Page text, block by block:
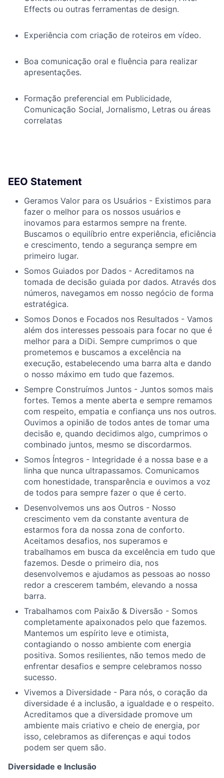
Effects ou outras ferramentas de design.
Experiência com criação de roteiros em vídeo.
Boa comunicação oral e fluência para realizar
apresentações.
Formação preferencial em Publicidade,
Comunicação Social, Jornalismo, Letras ou áreas
correlatas
EEO Statement
Geramos Valor para os Usuários - Existimos para
fazer o melhor para os nossos usuários e
inovamos para estarmos sempre na frente.
Buscamos o equilíbrio entre experiência, eficiência
e crescimento, tendo a segurança sempre em
primeiro lugar.
Somos Guiados por Dados - Acreditamos na
tomada de decisão guiada por dados. Através dos
números, navegamos em nosso negócio de forma
estratégica.
Somos Donos e Focados nos Resultados - Vamos
além dos interesses pessoais para focar no que é
melhor para a DiDi. Sempre cumprimos o que
prometemos e buscamos a excelência na
execução, estabelecendo uma barra alta e dando
o nosso máximo em tudo que fazemos.
Sempre Construímos Juntos - Juntos somos mais
fortes. Temos a mente aberta e sempre remamos
com respeito, empatia e confiança uns nos outros.
Ouvimos a opinião de todos antes de tomar uma
decisão e, quando decidimos algo, cumprimos o
combinado juntos, mesmo se discordarmos.
Somos Íntegros - Integridade é a nossa base e a
linha que nunca ultrapassamos. Comunicamos
com honestidade, transparência e ouvimos a voz
de todos para sempre fazer o que é certo.
Desenvolvemos uns aos Outros - Nosso
crescimento vem da constante aventura de
estarmos fora da nossa zona de conforto.
Aceitamos desafios, nos superamos e
trabalhamos em busca da excelência em tudo que
fazemos. Desde o primeiro dia, nos
desenvolvemos e ajudamos as pessoas ao nosso
redor a crescerem também, elevando a nossa
barra.
Trabalhamos com Paixão & Diversão - Somos
completamente apaixonados pelo que fazemos.
Mantemos um espírito leve e otimista,
contagiando o nosso ambiente com energia
positiva. Somos resilientes, não temos medo de
enfrentar desafios e sempre celebramos nosso
sucesso.
Vivemos a Diversidade - Para nós, o coração da
diversidade é a inclusão, a igualdade e o respeito.
Acreditamos que a diversidade promove um
ambiente mais criativo e cheio de energia, por
isso, celebramos as diferenças e aqui todos
podem ser quem são.
Diversidade e Inclusão